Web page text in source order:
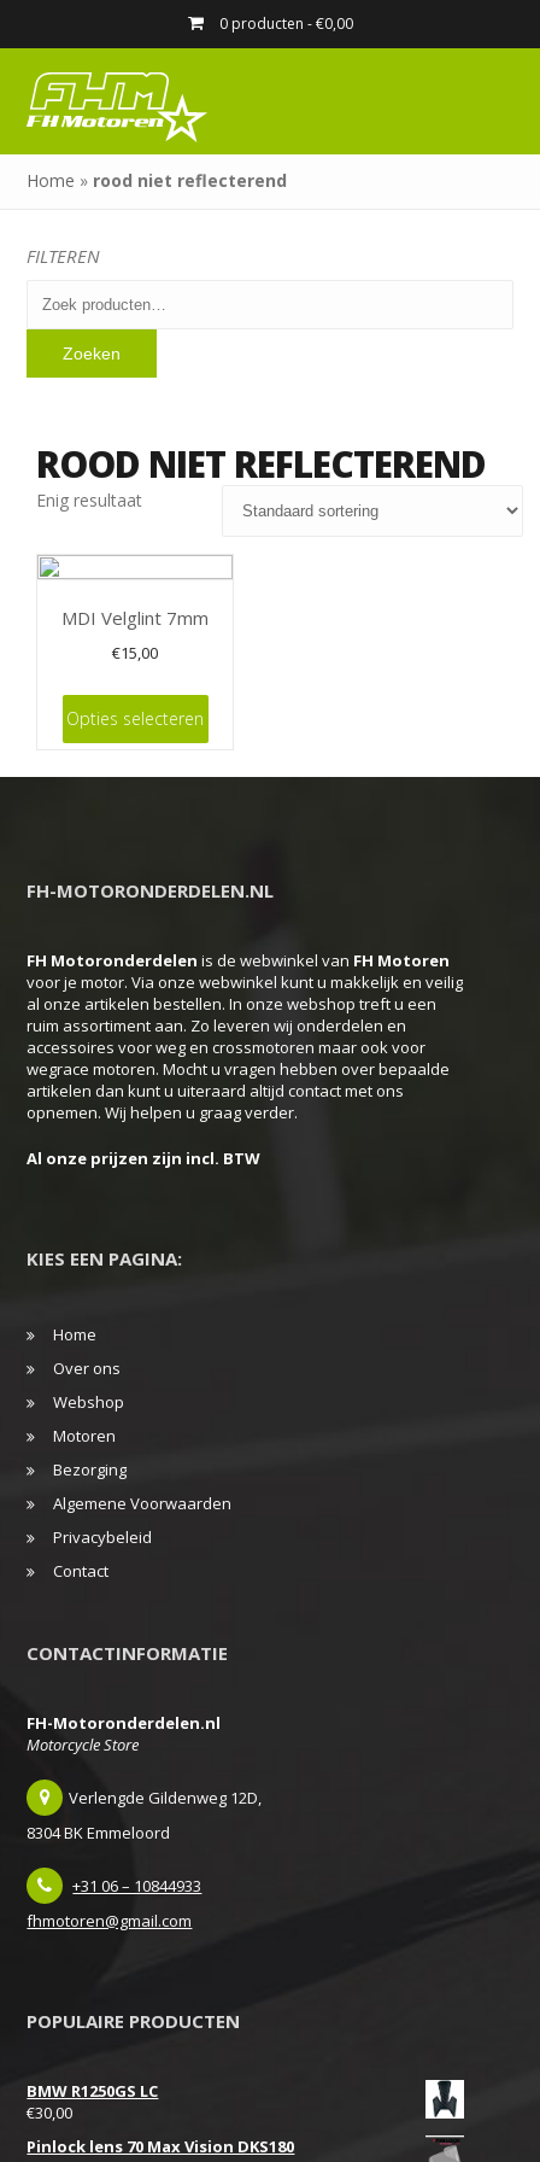
0 producten -€0,00
Home » rood niet reflecterend
FILTEREN
Zoeken
naar:
Zoeken
ROOD NIET REFLECTEREND
Enig resultaat
MDI Velglint 7mm
€15,00
Opties selecteren
product
heeft
optie
gekozen
worden
op
de
productpagina
FH-MOTORONDERDELEN.NL
FH Motoronderdelen is de webwinkel van FH Motoren
voor je motor. Via onze webwinkel kunt u makkelijk en veilig
al onze artikelen bestellen. In onze webshop treft u een
ruim assortiment aan. Zo leveren wij onderdelen en
accessoires voor weg en crossmotoren maar ook voor
wegrace motoren. Mocht u vragen hebben over bepaalde
artikelen dan kunt u uiteraard altijd contact met ons
opnemen. Wij helpen u graag verder.
Al onze prijzen zijn incl. BTW
KIES EEN PAGINA:
Home
Over ons
Webshop
Motoren
Bezorging
Algemene Voorwaarden
Privacybeleid
Contact
CONTACTINFORMATIE
FH-Motoronderdelen.nl
Motorcycle Store
Verlengde Gildenweg 12D,
8304 BK Emmeloord
+31 06 – 10844933
fhmotoren@gmail.com
POPULAIRE PRODUCTEN
BMW R1250GS LC
€30,00
Pinlock lens 70 Max Vision DKS180